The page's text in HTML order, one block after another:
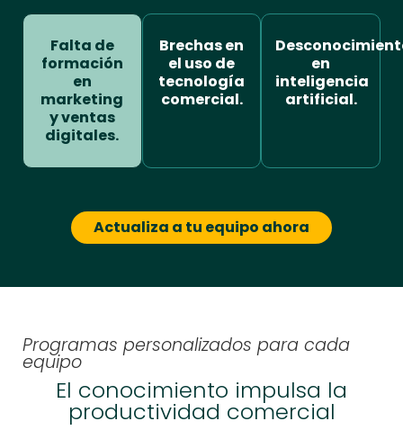
Falta de
formación
en
marketing
y ventas
digitales.
Brechas en
el uso de
tecnología
comercial.
en
inteligencia
artificial.
Actualiza a tu equipo ahora
Programas personalizados para cada
equipo
El conocimiento impulsa la
productividad comercial